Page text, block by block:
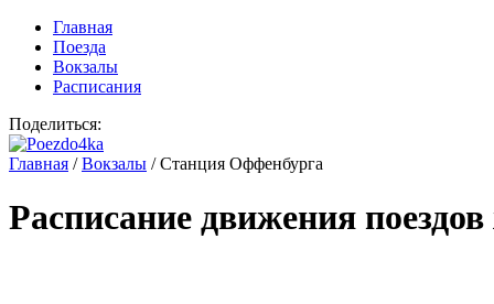
Главная
Поезда
Вокзалы
Расписания
Поделиться:
Главная /Вокзалы /Станция Оффенбурга
Расписание движения